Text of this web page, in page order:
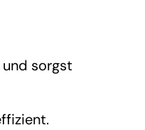
sorgst